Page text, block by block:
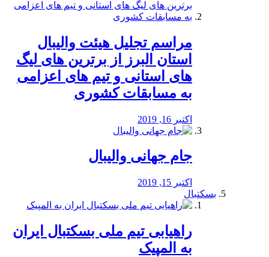
مراسم تجلیل هیئت والیبال
استان البرز از برترین های لیگ
های استانی و تیم های اعزامی
به مسابقات کشوری
اکتبر 16, 2019
جام جهانی والیبال
اکتبر 15, 2019
بسکتبال
راهیابی تیم ملی بسکتبال ایران
به المپیک